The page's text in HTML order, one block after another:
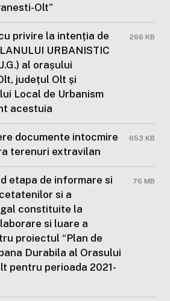
Olt”
privire la intenția de
URBANISTIC
al orașului
județul Olt și
Local de Urbanism
acestuia
266 KB
documente intocmire
terenuri extravilan
653 KB
etapa de informare si
si a
constituite la
si luare a
proiectul “Plan de
Durabila al Orasului
pentru perioada 2021-
76 MB